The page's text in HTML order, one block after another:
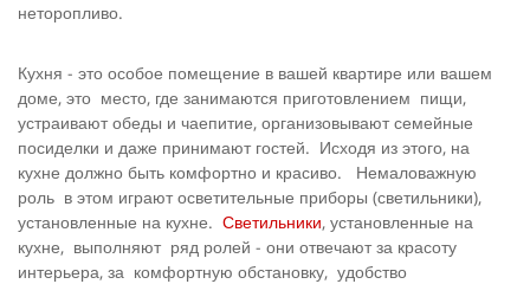
неторопливо.
Кухня - это особое помещение в вашей квартире или вашем
доме, это место, где занимаются приготовлением пищи,
устраивают обеды и чаепитие, организовывают семейные
посиделки и даже принимают гостей. Исходя из этого, на
кухне должно быть комфортно и красиво. Немаловажную
роль в этом играют осветительные приборы (светильники),
установленные на кухне. Светильники, установленные на
кухне, выполняют ряд ролей - они отвечают за красоту
интерьера, за комфортную обстановку, удобство